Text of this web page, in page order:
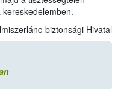
biztonsági Hivatal